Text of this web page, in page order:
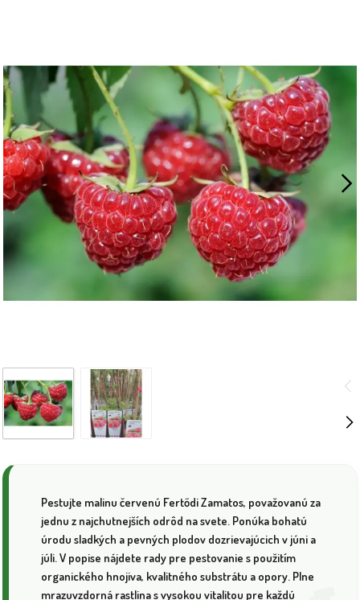
Pestujte malinu červenú Fertődi Zamatos, považovanú za
jednu z najchutnejších odrôd na svete. Ponúka bohatú
úrodu sladkých a pevných plodov dozrievajúcich v júni a
júli. V popise nájdete rady pre pestovanie s použitím
organického hnojiva, kvalitného substrátu a opory. Plne
mrazuvzdorná rastlina s vysokou vitalitou pre každú